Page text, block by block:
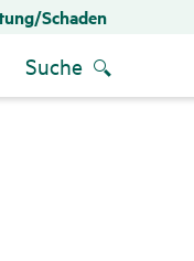
Schaden
Suche